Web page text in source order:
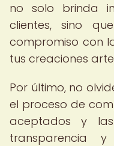
no solo brinda
clientes, sino
compromiso con
tus creaciones
Por último, no
el proceso de
aceptados y
transparencia